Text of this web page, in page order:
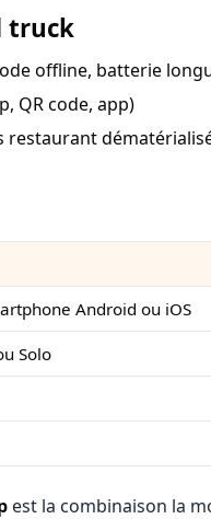
truck
offline, batterie
QR code, app)
restaurant
Android ou iOS
Solo
est la combinaison la